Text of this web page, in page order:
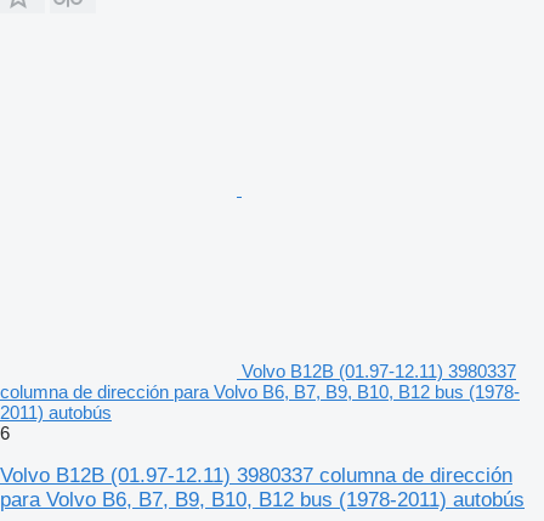
Volvo B12B (01.97-12.11) 3980337
columna de dirección para Volvo B6, B7, B9, B10, B12 bus (1978-
2011) autobús
6
Volvo B12B (01.97-12.11) 3980337 columna de dirección
para Volvo B6, B7, B9, B10, B12 bus (1978-2011) autobús